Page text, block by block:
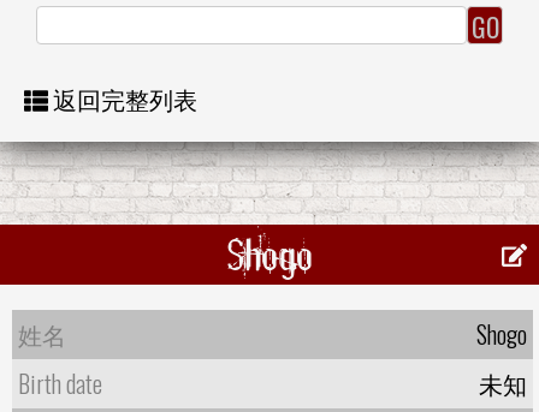
返回完整列表
Shogo
姓名
Shogo
Birth date
未知